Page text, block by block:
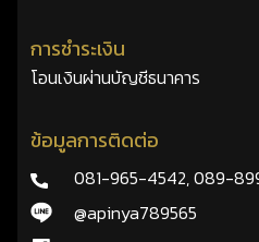
การชำระเงิน
โอนเงินผ่านบัญชีธนาคาร
ข้อมูลการติดต่อ
081-965-4542,089-
@apinya789565